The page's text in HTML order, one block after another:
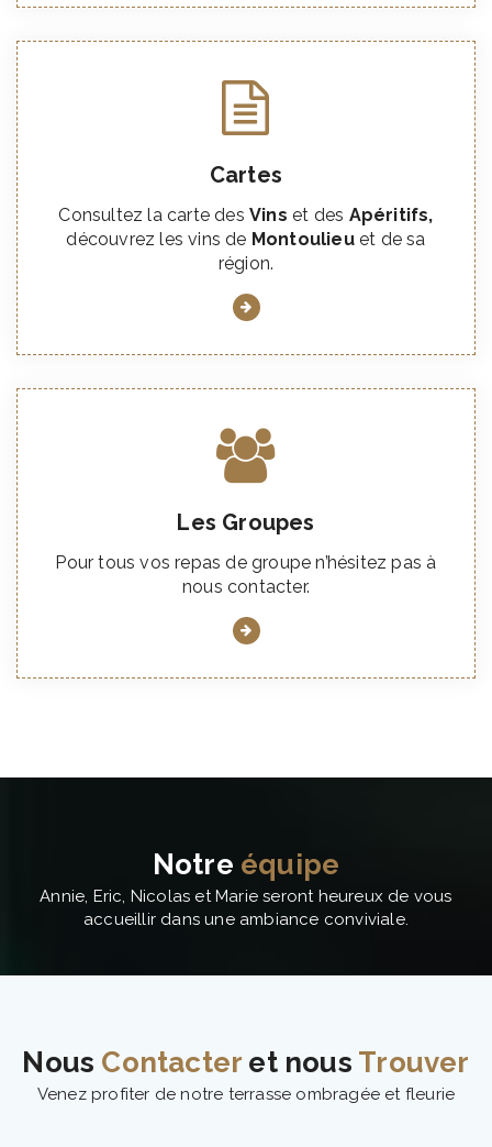
Cartes
Consultez la carte desVinset des Apéritifs,
découvrez les vins de Montoulieuet de sa
région.
Les Groupes
Pour tous vos repas de groupe n’hésitez pas à
nous contacter.
Notre équipe
Annie, Eric, Nicolas et Marie seront heureux de vous
accueillir dans une ambiance conviviale.
Nous Contacter et nous Trouver
Venez profiter de notre terrasse ombragée et fleurie